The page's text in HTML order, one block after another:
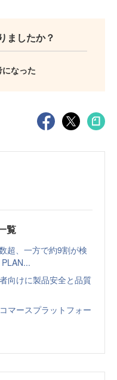
ましたか？
なった
覧
超、一方で約9割が検
向けに製品安全と品質
マースプラットフォー